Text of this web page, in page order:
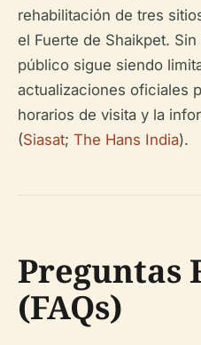
rehabilitación de tres
el Fuerte de Shaikpet.
público sigue siendo
actualizaciones oficiales
horarios de visita y la
(Siasat; The Hans India).
Preguntas
(FAQs)